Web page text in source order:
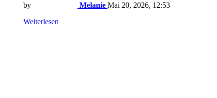
by Melanie Mai 20, 2026, 12:53
Weiterlesen